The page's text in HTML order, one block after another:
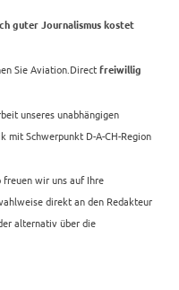
guter Journalismus kostet
Sie Aviation.Direct freiwillig
unseres unabhängigen
mit Schwerpunkt D-A-CH-Region
wir uns auf Ihre
direkt an den Redakteur
alternativ über die